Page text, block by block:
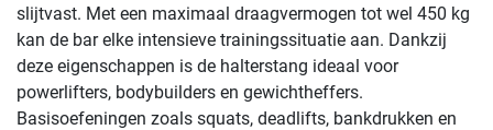
slijtvast. Met een maximaal draagvermogen tot wel 450 kg
kan de bar elke intensieve trainingssituatie aan. Dankzij
deze eigenschappen is de halterstang ideaal voor
powerlifters, bodybuilders en gewichtheffers.
Basisoefeningen zoals squats, deadlifts, bankdrukken en